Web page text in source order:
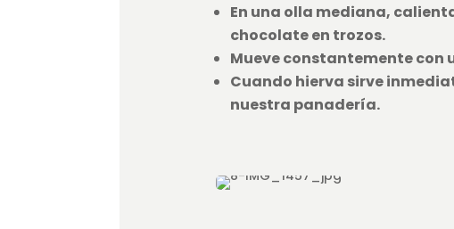
En una olla mediana,
chocolate en trozos.
Mueve constantemente con
Cuando hierva sirve
nuestra panadería.